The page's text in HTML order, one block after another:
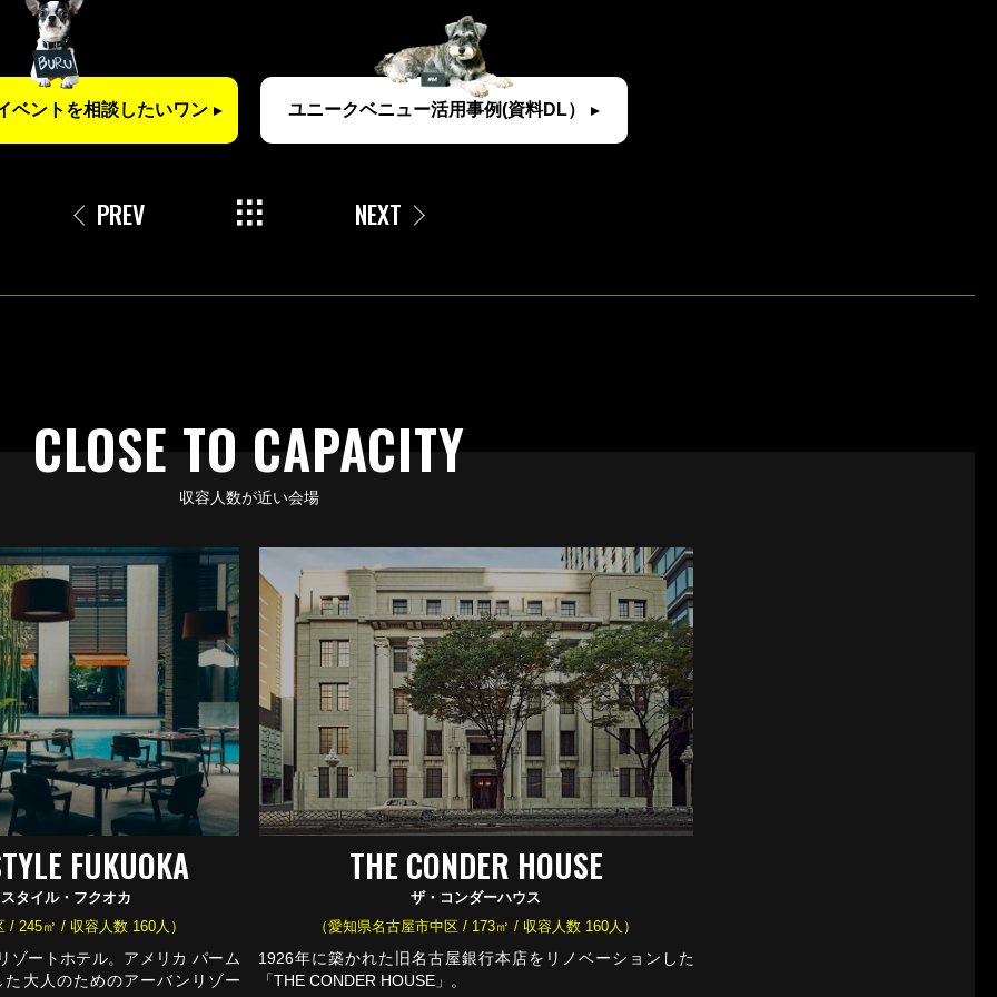
ベントを相談したいワン ユニークベニュー活用事例(資料DL）
PREV NEXT
収容人数が近い会場
CLOSE TO CAPACITY
FUKUOKA
タイル・フクオカ
/ 245㎡ / 収容人数 160人）
ゾートホテル。アメリカ パーム
大人のためのアーバンリゾー
THE CONDER HOUSE
ザ・コンダーハウス
（愛知県名古屋市中区 / 173㎡ / 収容人数 160人）
1926年に築かれた旧名古屋銀行本店をリノベーションした
「THE CONDER HOUSE」。